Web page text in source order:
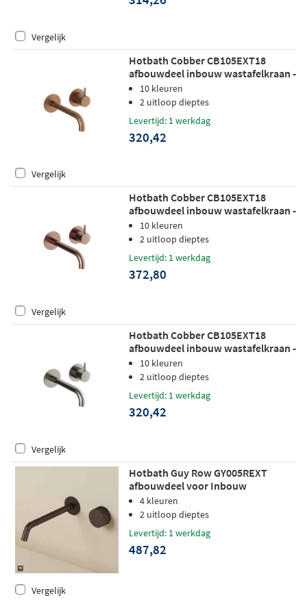
Vergelijk
Hotbath Cobber CB105EXT18
afbouwdeel inbouw wastafelkraan -
18cm uitloop - verouderd messing
10 kleuren
2 uitloop dieptes
Levertijd: 1 werkdag
320,42
Vergelijk
Hotbath Cobber CB105EXT18
afbouwdeel inbouw wastafelkraan -
18cm uitloop - geborsteld koper pvd
10 kleuren
2 uitloop dieptes
Levertijd: 1 werkdag
372,80
Vergelijk
Hotbath Cobber CB105EXT18
afbouwdeel inbouw wastafelkraan -
18cm uitloop - geborsteld nikkel
10 kleuren
2 uitloop dieptes
Levertijd: 1 werkdag
320,42
Vergelijk
Hotbath Guy Row GY005REXT
afbouwdeel voor Inbouw
wastafelkraan 25cm - Tuscan bronze
4 kleuren
2 uitloop dieptes
Levertijd: 1 werkdag
487,82
Vergelijk